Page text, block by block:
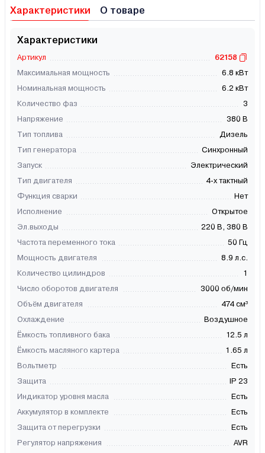
Характеристики О товаре
Характеристики
Артикул
62158
Максимальная мощность
6.8 кВт
Номинальная мощность
6.2 кВт
Количество фаз
3
Напряжение
380 В
Тип топлива
Дизель
Тип генератора
Синхронный
Запуск
Электрический
Тип двигателя
4-х тактный
Функция сварки
Нет
Исполнение
Открытое
Эл.выходы
220 В, 380 В
Частота переменного тока
50 Гц
Мощность двигателя
8.9 л.с.
Количество цилиндров
1
Число оборотов двигателя
3000 об/мин
Объём двигателя
474 см³
Охлаждение
Воздушное
Ёмкость топливного бака
12.5 л
Ёмкость масляного картера
1.65 л
Вольтметр
Есть
Защита
IP 23
Индикатор уровня масла
Есть
Аккумулятор в комплекте
Есть
Защита от перегрузки
Есть
Регулятор напряжения
AVR